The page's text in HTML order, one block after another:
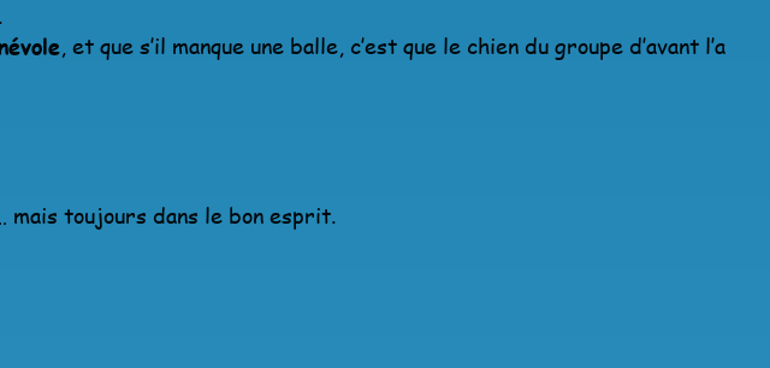
, et que s’il manque une balle, c’est que le chien du groupe d’avant l’a
mais toujours dans le bon esprit.